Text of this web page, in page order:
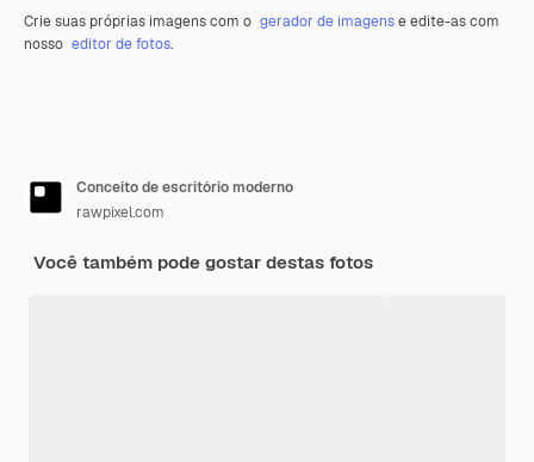
Crie suas próprias imagens com o gerador de imagense edite-as com
nosso editor de fotos.
Conceito de escritório moderno
rawpixel.com
Você também pode gostar destas fotos